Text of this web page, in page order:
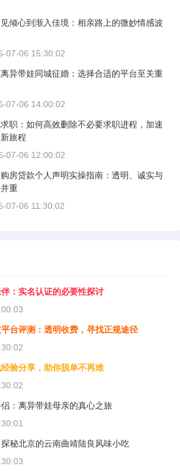
倾心到渐入佳境：相亲路上的微妙情感波
07-06 15:30:02
异带娃同城征婚：选择合适的平台至关重
07-06 14:00:02
职：如何高效删除不必要求职进程，加速
旅程
07-06 12:00:02
房贷款个人声明实操指南：透明、诚实与
重
07-06 11:30:02
：实名认证的必要性探讨
台评测：透明收费，寻找正规途径
验分享，助你脱单不再难
：离异带娃母亲的真心之旅
秘北京的云南曲靖陆良风味小吃